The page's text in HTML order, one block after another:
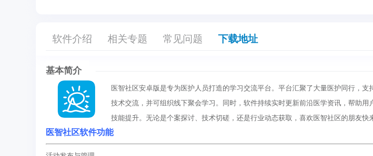
软件介绍 相关专题 常见问题 下载地址
基本简介
医智社区安卓版是专为医护人员打造的学习交流平台。平台汇聚了大量医护同行，支
技术交流，并可组织线下聚会学习。同时，软件持续实时更新前沿医学资讯，帮助用
技能提升。无论是个案探讨、技术切磋，还是行业动态获取，喜欢医智社区的朋友快
医智社区软件功能